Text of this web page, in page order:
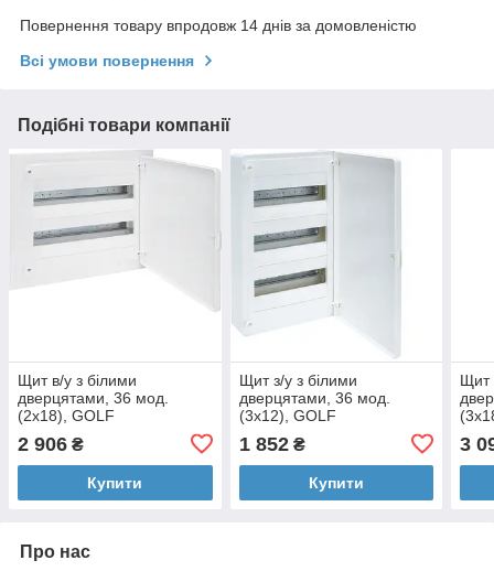
Повернення товару впродовж 14 днів за домовленістю
Всі умови повернення
Подібні товари компанії
Щит в/у з білими
дверцятами, 36 мод.
(2х18), GOLF
2 906 ₴
Купити
Щит з/у з білими
дверцятами, 36 мод.
(3х12), GOLF
1 852₴
Купити
Щит
3
Про нас